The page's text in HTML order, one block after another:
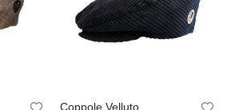
Coppole Velluto